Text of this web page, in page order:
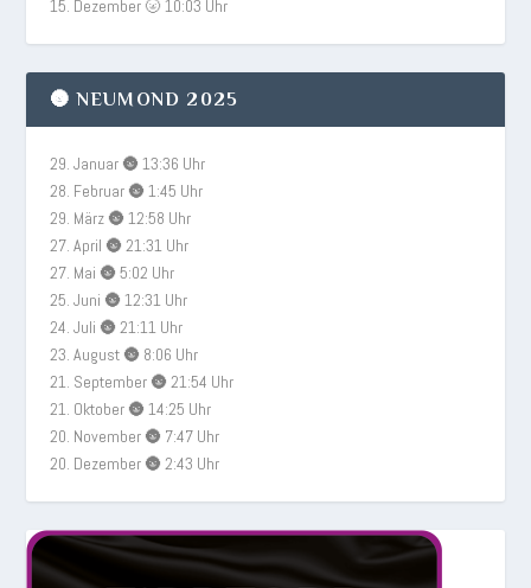
15. Dezember 🌝 10:03 Uhr
🌚 NEUMOND 2025
29. Januar 🌚 13:36 Uhr
28. Februar 🌚 1:45 Uhr
29. März 🌚 12:58 Uhr
27. April 🌚 21:31 Uhr
27. Mai 🌚 5:02 Uhr
25. Juni 🌚 12:31 Uhr
24. Juli 🌚 21:11 Uhr
23. August 🌚 8:06 Uhr
21. September 🌚 21:54 Uhr
21. Oktober 🌚 14:25 Uhr
20. November 🌚 7:47 Uhr
20. Dezember 🌚 2:43 Uhr